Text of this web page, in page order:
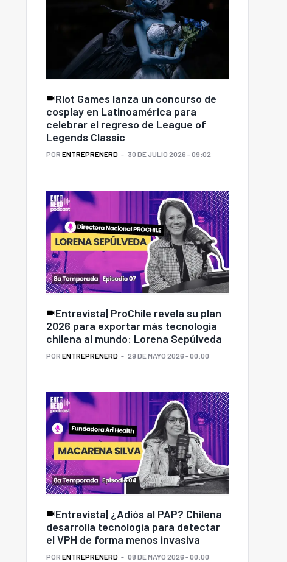
Riot Games lanza un concurso de
cosplay en Latinoamérica para
celebrar el regreso de League of
Legends Classic
POR ENTREPRENERD 30 DE JULIO 2026 - 09:02
Entrevista| ProChile revela su plan
2026 para exportar más tecnología
chilena al mundo: Lorena Sepúlveda
POR ENTREPRENERD 29 DE MAYO 2026 - 00:00
Entrevista| ¿Adiós al PAP? Chilena
desarrolla tecnología para detectar
el VPH de forma menos invasiva
POR ENTREPRENERD 08 DE MAYO 2026 - 00:00